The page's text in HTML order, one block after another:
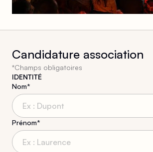
Candidature association
*Champs obligatoires
IDENTITÉ
Nom*
Prénom*